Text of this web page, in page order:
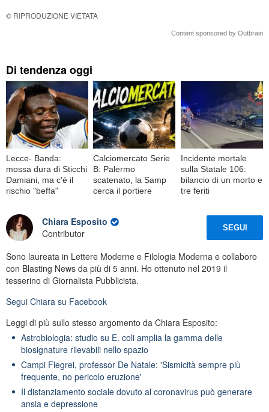
© RIPRODUZIONE VIETATA
Content sponsored by Outbrain
Di tendenza oggi
Lecce- Banda:
mossa dura di Sticchi
Damiani, ma c'è il
rischio "beffa"
Calciomercato Serie
B: Palermo
scatenato, la Samp
cerca il portiere
Incidente mortale
sulla Statale 106:
bilancio di un morto e
tre feriti
Chiara Esposito
Contributor
SEGUI
Sono laureata in Lettere Moderne e Filologia Moderna e collaboro
con Blasting News da più di 5 anni. Ho ottenuto nel 2019 il
tesserino di Giornalista Pubblicista.
Segui Chiara su Facebook
Leggi di più sullo stesso argomento da Chiara Esposito:
Astrobiologia: studio su E. coli amplia la gamma delle
biosignature rilevabili nello spazio
Campi Flegrei, professor De Natale: 'Sismicità sempre più
frequente, no pericolo eruzione'
Il distanziamento sociale dovuto al coronavirus può generare
ansia e depressione